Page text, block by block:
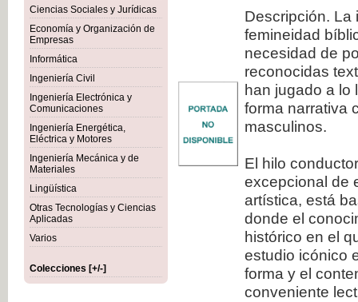
Ciencias Sociales y Jurídicas
Economía y Organización de
Empresas
Informática
Ingeniería Civil
Ingeniería Electrónica y
Comunicaciones
Ingeniería Energética,
Eléctrica y Motores
Ingeniería Mecánica y de
Materiales
Lingüística
Otras Tecnologías y Ciencias
Aplicadas
Varios
Colecciones [+/-]
Descripción. La
femineidad
necesidad de
reconocidas
han jugado a lo
forma narrativa
masculinos.
El hilo
excepcional de
artística, está
donde el
histórico en el
estudio icónico
forma y el
conveniente